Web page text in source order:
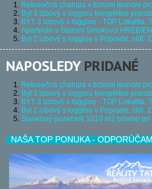
Rekreačná chalupa v tichom lesnom
Byt 3 izbový s loggiou kompletne
BYT 3 izbový s loggiou - TOP Lokalita,
Apartmán v Starom Smokovci
Byt 2 izbový s loggiou v Poprade, sídl.
NAPOSLEDYPRIDANÉ
Rekreačná chalupa v tichom lesnom
Byt 3 izbový s loggiou kompletne
BYT 3 izbový s loggiou - TOP Lokalita,
Byt 2 izbový s loggiou v Poprade, sídl.
Stavebný pozemok 1010 m2 priamo
NAŠA TOP PONUKA -